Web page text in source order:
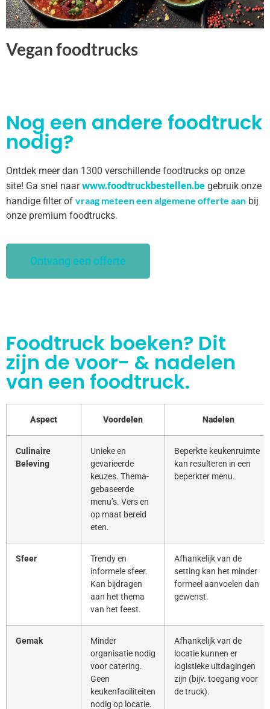
Vegan foodtrucks
Nog een andere foodtruck
nodig?
Ontdek meer dan 1300 verschillende foodtrucks op onze
site! Ga snel naarwww.foodtruckbestellen.be gebruik onze
handige filter of vraag meteen een algemene offerte aan bij
onze premium foodtrucks.
Ontvang een offerte
Foodtruck boeken? Dit
zijn de voor- & nadelen
van een foodtruck.
Aspect Voordelen Nadelen
Culinaire
Beleving
Unieke en
gevarieerde
keuzes. Thema-
gebaseerde
menu’s. Vers en
op maat bereid
eten.
Beperkte keukenruimte
kan resulteren in een
beperkter menu.
Sfeer
Trendy en
informele sfeer.
Kan bijdragen
aan het thema
van het feest.
Afhankelijk van de
setting kan het minder
formeel aanvoelen dan
gewenst.
Gemak
Minder
organisatie nodig
voor catering.
Geen
keukenfaciliteiten
nodig op locatie.
Afhankelijk van de
locatie kunnen er
logistieke uitdagingen
zijn (bijv. toegang voor
de truck).